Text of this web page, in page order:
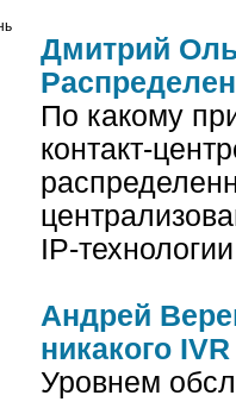
Дмитрий
По какому
контакт-
IP-
Андрей
никакого IVR
Уровнем